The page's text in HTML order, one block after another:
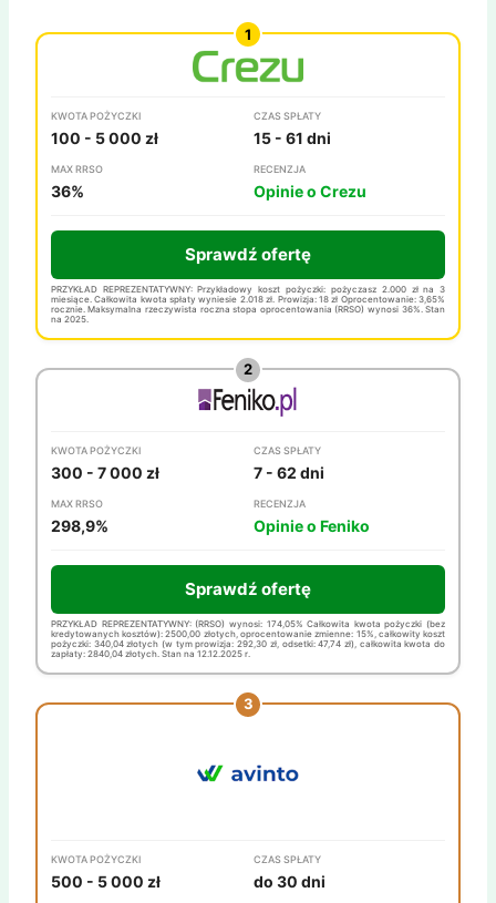
KWOTA POŻYCZKI
100 - 5 000 zł
CZAS SPŁATY
15 - 61 dni
MAX RRSO
36%
RECENZJA
Opinie o Crezu
Sprawdź ofertę
PRZYKŁAD REPREZENTATYWNY: Przykładowy koszt pożyczki: pożyczasz 2.000 zł na 3
miesiące. Całkowita kwota spłaty wyniesie 2.018 zł. Prowizja: 18 zł Oprocentowanie: 3,65%
rocznie. Maksymalna rzeczywista roczna stopa oprocentowania (RRSO) wynosi 36%. Stan
na 2025.
KWOTA POŻYCZKI
300 - 7 000 zł
CZAS SPŁATY
7 - 62 dni
MAX RRSO
298,9%
RECENZJA
Opinie o Feniko
Sprawdź ofertę
PRZYKŁAD REPREZENTATYWNY: (RRSO) wynosi: 174,05% Całkowita kwota pożyczki (bez
kredytowanych kosztów): 2500,00 złotych, oprocentowanie zmienne: 15%, całkowity koszt
pożyczki: 340,04 złotych (w tym prowizja: 292,30 zł, odsetki: 47,74 zł), całkowita kwota do
zapłaty: 2840,04 złotych. Stan na 12.12.2025 r.
KWOTA POŻYCZKI
500 - 5 000 zł
CZAS SPŁATY
do 30 dni